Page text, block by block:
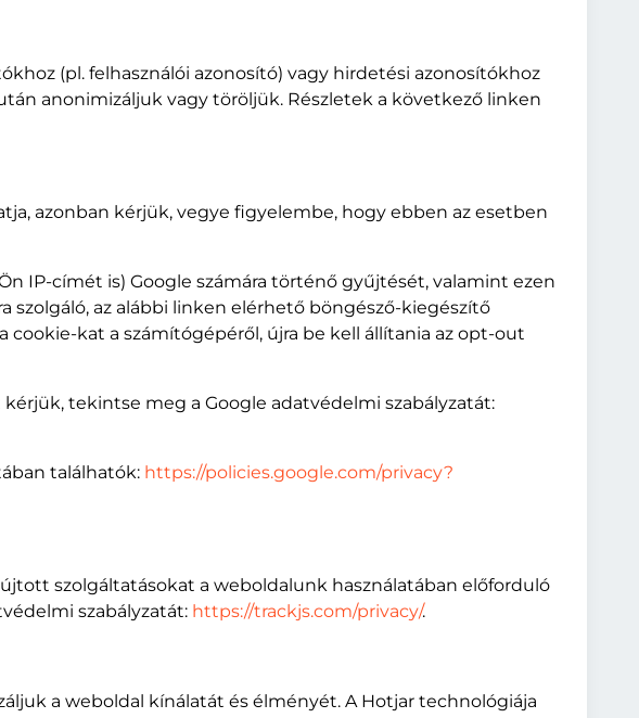
(pl. felhasználói azonosító) vagy hirdetési azonosítókhoz
anonimizáljuk vagy töröljük. Részletek a következő linken
azonban kérjük, vegye figyelembe, hogy ebben az esetben
IP-címét is) Google számára történő gyűjtését, valamint ezen
szolgáló, az alábbi linken elérhető böngésző-kiegészítő
cookie-kat a számítógépéről, újra be kell állítania az opt-out
tekintse meg a Google adatvédelmi szabályzatát:
találhatók: https://policies.google.com/privacy?
szolgáltatásokat a weboldalunk használatában előforduló
szabályzatát: https://trackjs.com/privacy/.
a weboldal kínálatát és élményét. A Hotjar technológiája